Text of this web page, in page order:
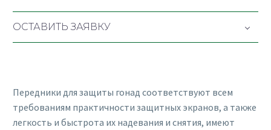
ОСТАВИТЬ ЗАЯВКУ
Передники для защиты гонад соответствуют всем
требованиям практичности защитных экранов, а также
легкость и быстрота их надевания и снятия, имеют